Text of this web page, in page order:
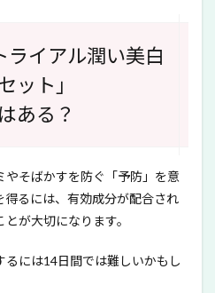
ライアル潤い美白
ット」
ある？
そばかすを防ぐ「予防」を意
るには、有効成分が配合され
が大切になります。
には14日間では難しいかもし